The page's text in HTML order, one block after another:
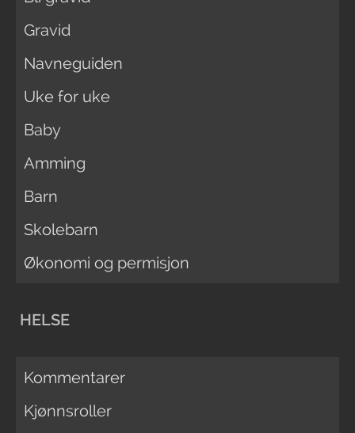
Gravid
Navneguiden
Uke for uke
Baby
Amming
Barn
Skolebarn
Økonomi og permisjon
HELSE
Kommentarer
Kjønnsroller